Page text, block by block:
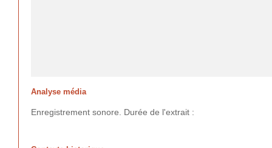
Analyse média
Enregistrement sonore. Durée de l'extrait :